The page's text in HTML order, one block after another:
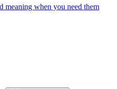
meaning when you need them